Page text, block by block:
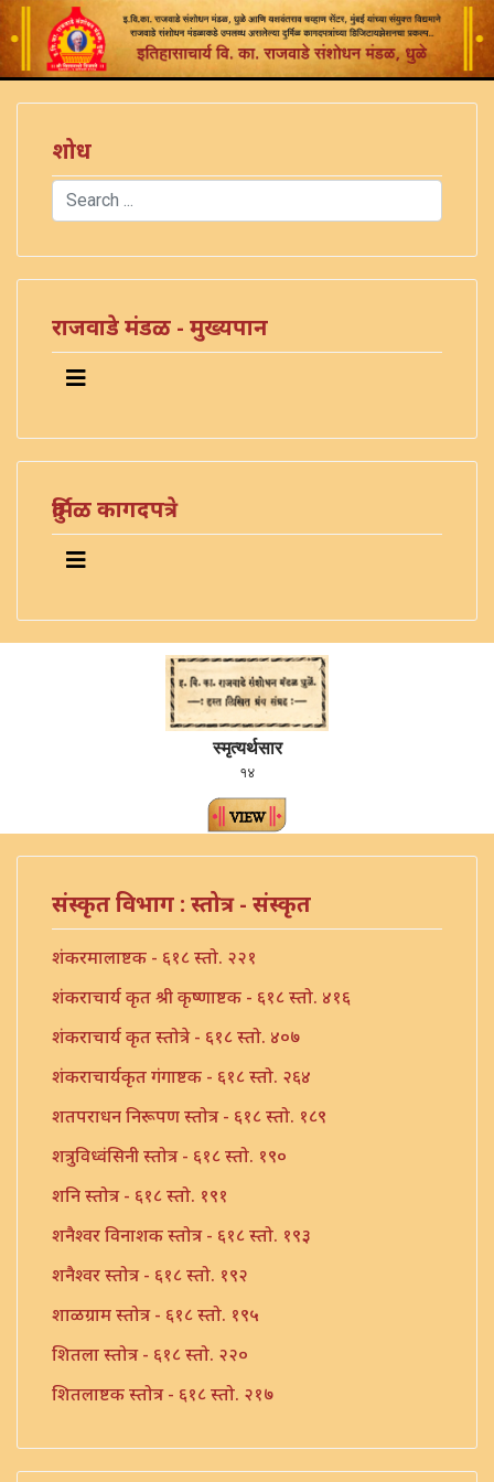
शोध
Search
राजवाडे मंडळ - मुख्यपान
दुर्मिळ कागदपत्रे
स्मृत्यर्थसार
१४
संस्कृत विभाग : स्तोत्र - संस्कृत
शंकरमालाष्टक - ६१८ स्तो. २२१
शंकराचार्य कृत श्री कृष्णाष्टक - ६१८ स्तो. ४१६
शंकराचार्य कृत स्तोत्रे - ६१८ स्तो. ४०७
शंकराचार्यकृत गंगाष्टक - ६१८ स्तो. २६४
शतपराधन निरूपण स्तोत्र - ६१८ स्तो. १८९
शत्रुविध्वंसिनी स्तोत्र - ६१८ स्तो. १९०
शनि स्तोत्र - ६१८ स्तो. १९१
शनैश्वर विनाशक स्तोत्र - ६१८ स्तो. १९३
शनैश्वर स्तोत्र - ६१८ स्तो. १९२
शाळग्राम स्तोत्र - ६१८ स्तो. १९५
शितला स्तोत्र - ६१८ स्तो. २२०
शितलाष्टक स्तोत्र - ६१८ स्तो. २१७
शिव नामावली - ६१८ स्तो. ३९०